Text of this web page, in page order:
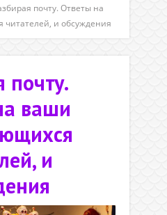
почту. Ответы на
и обсуждения
почту.
ваши
и